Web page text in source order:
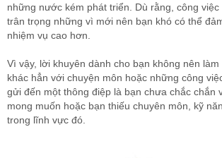
những nước kém phát triển. Dù rằng, công
trân trọng những vì mới nên bạn khó có thể
nhiệm vụ cao hơn.
Vì vậy, lời khuyên dành cho bạn không nên
khác hẳn với chuyện môn hoặc những công
gửi đến một thông điệp là bạn chưa chắc chắn
mong muốn hoặc bạn thiếu chuyên môn, kỹ
trong lĩnh vực đó.